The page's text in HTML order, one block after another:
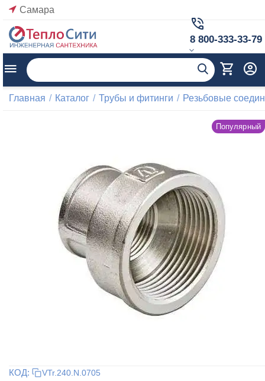
Самара
8 800-333-33-79
Главная / Каталог / Трубы и фитинги / Резьбовые
Популярный
КОД: VTr.240.N.0705